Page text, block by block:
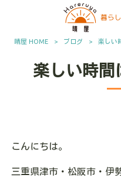
晴屋 HOME > ブログ > 楽しい
楽しい時間
こんにちは。
三重県津市・松阪市・伊